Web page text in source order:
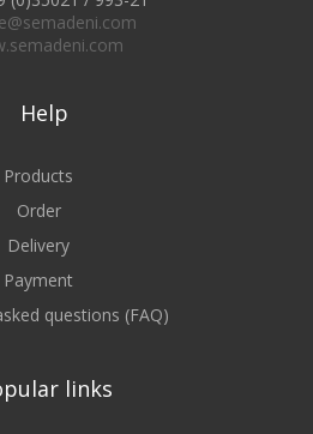
Help
Products
Order
Delivery
Payment
questions (FAQ)
links